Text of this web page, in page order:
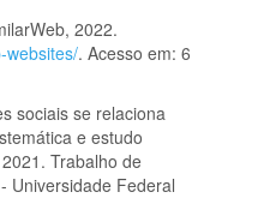
2022.
websites/. Acesso em: 6
sociais se relaciona
e estudo
Trabalho de
Universidade Federal